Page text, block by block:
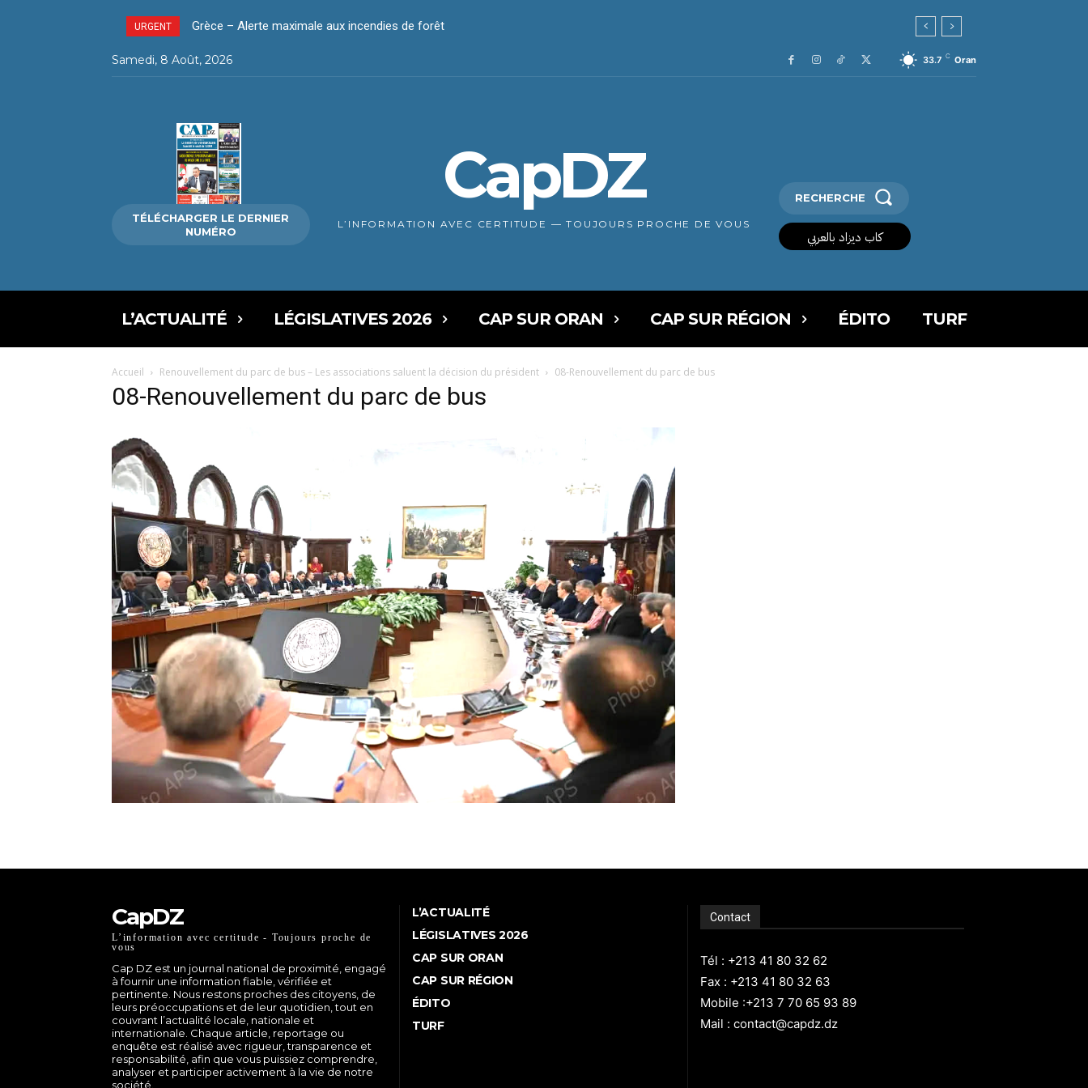
URGENT Grèce – Alerte maximale aux incendies de forêt
Samedi, 8 Août, 2026 33.7 C Oran
TÉLÉCHARGER LE DERNIER
NUMÉRO
CapDZ
L’INFORMATION AVEC CERTITUDE — TOUJOURS PROCHE DE VOUS
RECHERCHE
كاب ديزاد بالعربي
L’ACTUALITÉ LÉGISLATIVES 2026 CAP SUR ORAN CAP SUR RÉGION ÉDITO TURF
Accueil Renouvellement du parc de bus – Les associations saluent la décision du président 08-Renouvellement du parc de bus
08-Renouvellement du parc de bus
CapDZ
L’information avec certitude - Toujours proche de
vous
Cap DZ est un journal national de proximité, engagé
à fournir une information fiable, vérifiée et
pertinente. Nous restons proches des citoyens, de
leurs préoccupations et de leur quotidien, tout en
couvrant l’actualité locale, nationale et
internationale. Chaque article, reportage ou
enquête est réalisé avec rigueur, transparence et
responsabilité, afin que vous puissiez comprendre,
analyser et participer activement à la vie de notre
société.
L’ACTUALITÉ
LÉGISLATIVES 2026
CAP SUR ORAN
CAP SUR RÉGION
ÉDITO
TURF
Contact
Tél : +213 41 80 32 62
Fax : +213 41 80 32 63
Mobile :+213 7 70 65 93 89
Mail : contact@capdz.dz